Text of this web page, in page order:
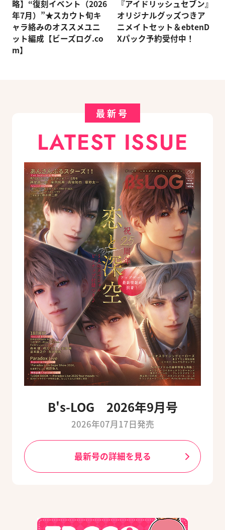
略】“復刻イベント（2026
年7月）”★スカウト旬キ
ャラ絡みのオススメユニ
ット編成【ビーズログ.co
m】
『アイドリッシュセブン』
オリジナルグッズつきア
ニメイトセット＆ebtenD
Xパック予約受付中！
最新号
LATEST ISSUE
B's-LOG 2026年9月号
2026年07月17日発売
最新号の詳細を見る